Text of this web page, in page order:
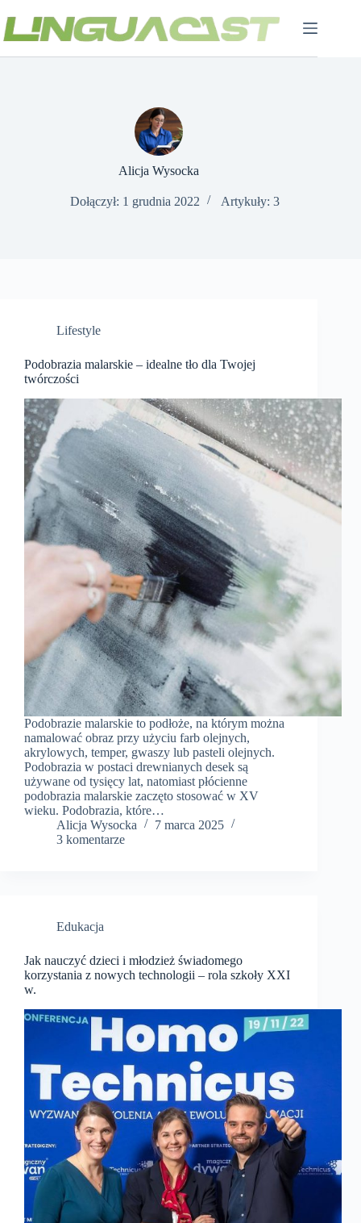
do
treści
​Alicja Wysocka
Dołączył: 1 grudnia 2022 Artykuły: 3
Lifestyle
Podobrazia malarskie – idealne tło dla Twojej
twórczości
Podobrazie malarskie to podłoże, na którym można
namalować obraz przy użyciu farb olejnych,
akrylowych, temper, gwaszy lub pasteli olejnych.
Podobrazia w postaci drewnianych desek są
używane od tysięcy lat, natomiast płócienne
podobrazia malarskie zaczęto stosować w XV
wieku. Podobrazia, które…
​Alicja Wysocka
7 marca 2025
3 komentarze
Edukacja
Jak nauczyć dzieci i młodzież świadomego
korzystania z nowych technologii – rola szkoły XXI
w.